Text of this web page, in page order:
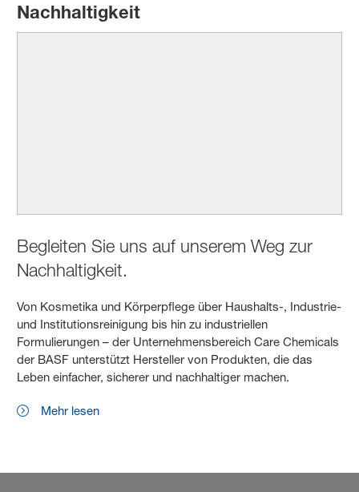
Nachhaltigkeit
Begleiten Sie uns auf unserem Weg zur
Nachhaltigkeit.
Von Kosmetika und Körperpflege über Haushalts-, Industrie-
und Institutionsreinigung bis hin zu industriellen
Formulierungen – der Unternehmensbereich Care Chemicals
der BASF unterstützt Hersteller von Produkten, die das
Leben einfacher, sicherer und nachhaltiger machen.
Mehr lesen